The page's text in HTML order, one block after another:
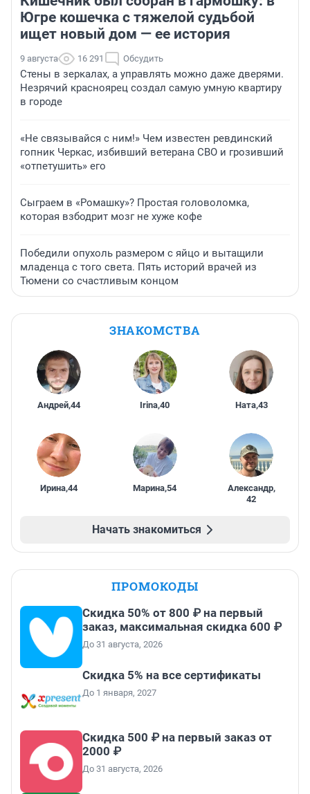
Югре кошечка с тяжелой судьбой
ищет новый дом — ее история
9 августа 16 291 Обсудить
Стены в зеркалах, а управлять можно даже дверями.
Незрячий красноярец создал самую умную квартиру
в городе
«Не связывайся с ним!» Чем известен ревдинский
гопник Черкас, избивший ветерана СВО и грозивший
«отпетушить» его
Сыграем в «Ромашку»? Простая головоломка,
которая взбодрит мозг не хуже кофе
Победили опухоль размером с яйцо и вытащили
младенца с того света. Пять историй врачей из
Тюмени со счастливым концом
ЗНАКОМСТВА
Андрей,44 Irina,40 Ната,43
Ирина,44 Марина,54 Александр,
42
Начать знакомиться
ПРОМОКОДЫ
Скидка 50% от 800 ₽ на первый
заказ, максимальная скидка 600 ₽
До 31 августа, 2026
Скидка 5% на все сертификаты
До 1 января, 2027
Скидка 500 ₽ на первый заказ от
2000 ₽
До 31 августа, 2026